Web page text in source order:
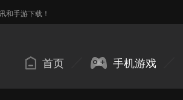
和手游下载！
首页 手机游戏